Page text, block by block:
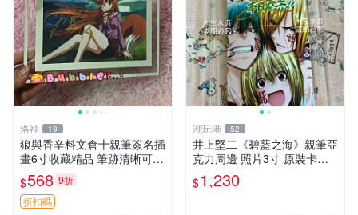
洛神 19
狼與香辛料文倉十親筆簽名插
畫6寸收藏精品 筆跡清晰可觸
摸 .擦拭驗證限量珍藏 狼與香
辛料 文倉十 揚州
$568 9折
折扣碼
潮玩港 52
井上堅二《碧藍之海》親筆亞
克力周邊 照片3寸 原裝卡磚
收藏級面簽 碧藍之海 井上堅
二 規章
$1,230